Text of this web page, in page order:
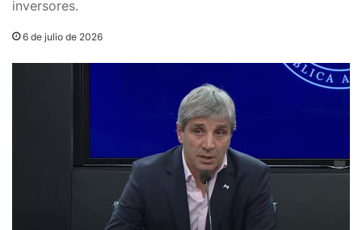
inversores.
6 de julio de 2026